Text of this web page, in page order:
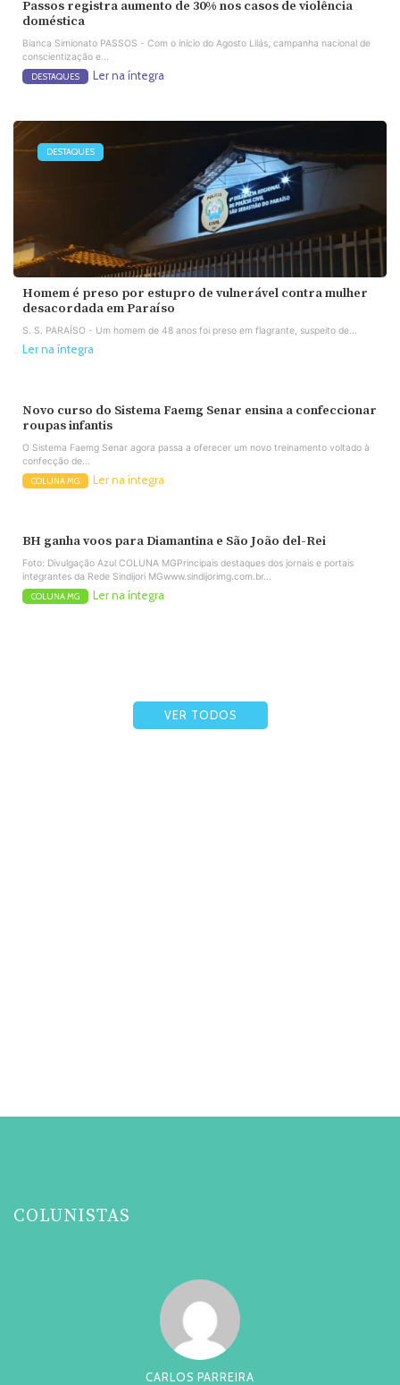
Passos registra aumento de 30% nos casos de violência
doméstica
Bianca Simionato PASSOS - Com o início do Agosto Lilás, campanha nacional de
conscientização e...
DESTAQUES Ler na íntegra
DESTAQUES
Homem é preso por estupro de vulnerável contra mulher
desacordada em Paraíso
S. S. PARAÍSO - Um homem de 48 anos foi preso em flagrante, suspeito de...
Ler na íntegra
Novo curso do Sistema Faemg Senar ensina a confeccionar
roupas infantis
O Sistema Faemg Senar agora passa a oferecer um novo treinamento voltado à
confecção de...
COLUNA MG Ler na íntegra
BH ganha voos para Diamantina e São João del-Rei
Foto: Divulgação Azul COLUNA MGPrincipais destaques dos jornais e portais
integrantes da Rede Sindijori MGwww.sindijorimg.com.br...
COLUNA MG Ler na íntegra
VER TODOS
COLUNISTAS
CESAR TADEU